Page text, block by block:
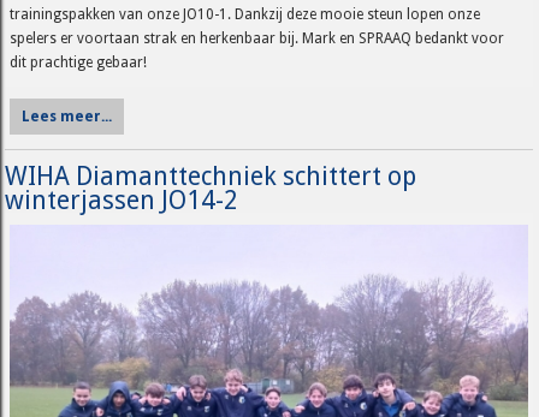
trainingspakken van onze JO10-1. Dankzij deze mooie steun lopen onze
spelers er voortaan strak en herkenbaar bij. Mark en SPRAAQ bedankt voor
dit prachtige gebaar!
Lees meer...
WIHA Diamanttechniek schittert op
winterjassen JO14-2